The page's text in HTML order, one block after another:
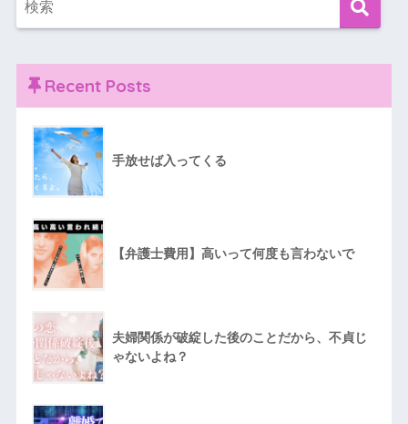
Recent Posts
手放せば入ってくる
【弁護士費用】高いって何度も言わないで
夫婦関係が破綻した後のことだから、不貞じ
ゃないよね？